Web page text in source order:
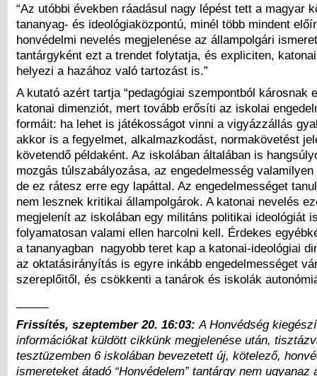
“Az utóbbi években ráadásul nagy lépést tett a magyar
tananyag- és ideológiaközpontú, minél több mindent
honvédelmi nevelés megjelenése az állampolgári
tantárgyként ezt a trendet folytatja, és expliciten,
helyezi a hazához való tartozást is.”
A kutató azért tartja “pedagógiai szempontból károsnak
katonai dimenziót, mert tovább erősíti az iskolai
formáit: ha lehet is játékosságot vinni a vigyázzállás
akkor is a fegyelmet, alkalmazkodást, normakövetést
követendő példaként. Az iskolában általában is
mozgás túlszabályozása, az engedelmesség
de ez rátesz erre egy lapáttal. Az engedelmességet
nem lesznek kritikai állampolgárok. A katonai nevelés
megjelenít az iskolában egy militáns politikai ideológiát
folyamatosan valami ellen harcolni kell. Érdekes
a tananyagban nagyobb teret kap a katonai-ideológiai
az oktatásirányítás is egyre inkább engedelmességet
szereplőitől, és csökkenti a tanárok és iskolák
Frissítés, szeptember 20. 16:03: A Honvédség
információkat küldött cikkünk megjelenése után,
tesztüzemben 6 iskolában bevezetett új, kötelező,
ismereteket átadó “Honvédelem” tantárgy nem ugyanaz